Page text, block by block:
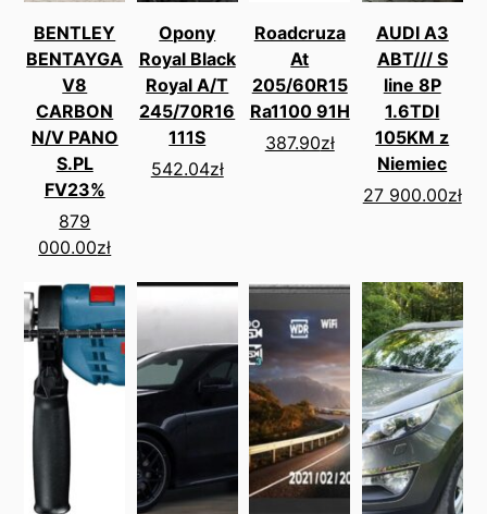
BENTLEY
BENTAYGA
V8
CARBON
N/V PANO
S.PL
FV23%
879
000.00zł
Opony
Royal Black
Royal A/T
245/70R16
111S
542.04zł
Roadcruza
At
205/60R15
Ra1100 91H
387.90zł
AUDI A3
ABT/// S
line 8P
1.6TDI
105KM z
Niemiec
27 900.00zł